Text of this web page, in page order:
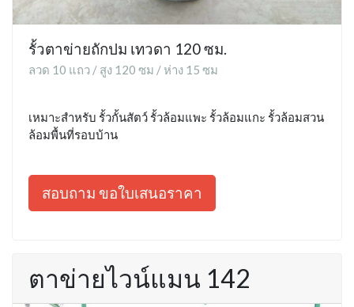
รั้วตาข่ายถักปม เทวดา 120 ซม.
ลวด 10 แถว / สูง 120 ซม / ห่าง 15 ซม
เหมาะสำหรับ รั้วกั้นสัตว์ รั้วล้อมแพะ รั้วล้อมแกะ รั้วล้อมสวน
ล้อมพื้นที่รอบบ้าน
สอบถาม ขอใบเสนอราคา
ตาข่ายไวน์แมน 142